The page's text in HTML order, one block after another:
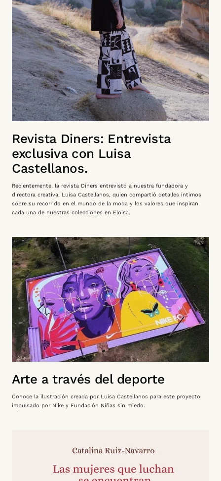
Revista Diners: Entrevista
exclusiva con Luisa
Castellanos.
Recientemente, la revista Diners entrevistó a nuestra fundadora y
directora creativa, Luisa Castellanos, quien compartió detalles íntimos
sobre su recorrido en el mundo de la moda y los valores que inspiran
cada una de nuestras colecciones en Eloisa.
Arte a través del deporte
Conoce la ilustración creada por Luisa Castellanos para este proyecto
impulsado por Nike y Fundación Niñas sin miedo.